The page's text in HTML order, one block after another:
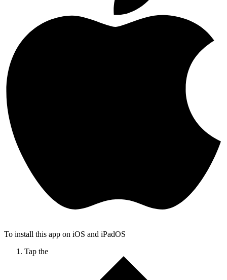
To install this app on iOS and iPadOS
Tap the